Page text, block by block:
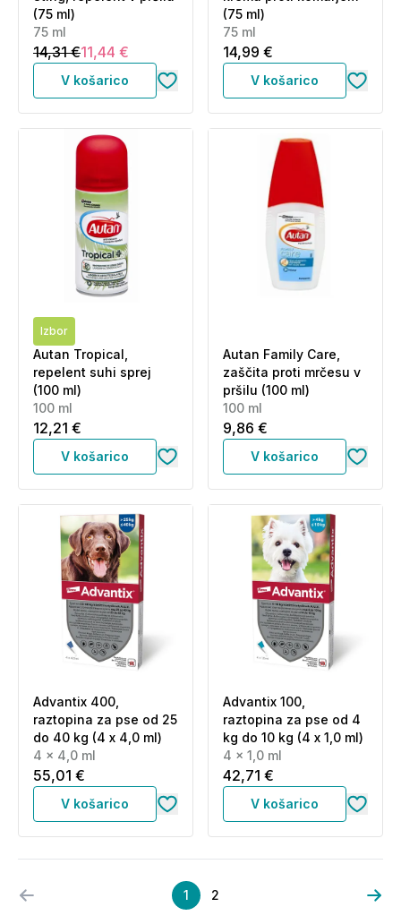
(75 ml)
75 ml
14,31 €11,44 €
V košarico
(75 ml)
75 ml
14,99 €
V košarico
Izbor
Autan Tropical,
repelent suhi sprej
(100 ml)
100 ml
12,21 €
V košarico
Autan Family Care,
zaščita proti mrčesu v
pršilu (100 ml)
100 ml
9,86 €
V košarico
Advantix 400,
raztopina za pse od 25
do 40 kg (4 x 4,0 ml)
4 x 4,0 ml
55,01 €
V košarico
Advantix 100,
raztopina za pse od 4
kg do 10 kg (4 x 1,0 ml)
4 x 1,0 ml
42,71 €
V košarico
1 2